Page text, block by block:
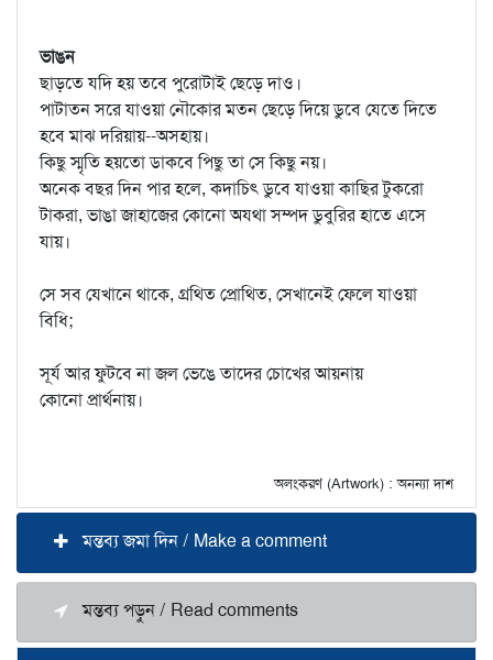
ভাঙন
ছাড়তে যদি হয় তবে পুরোটাই ছেড়ে দাও।
পাটাতন সরে যাওয়া নৌকোর মতন ছেড়ে দিয়ে ডুবে যেতে দিতে
হবে মাঝ দরিয়ায়--অসহায়।
কিছু স্মৃতি হয়তো ডাকবে পিছু তা সে কিছু নয়।
অনেক বছর দিন পার হলে, কদাচিৎ ডুবে যাওয়া কাছির টুকরো
টাকরা, ভাঙা জাহাজের কোনো অযথা সম্পদ ডুবুরির হাতে এসে
যায়।
সে সব যেখানে থাকে, গ্রথিত প্রোথিত, সেখানেই ফেলে যাওয়া
বিধি;
সূর্য আর ফুটবে না জল ভেঙে তাদের চোখের আয়নায়
কোনো প্রার্থনায়।
অলংকরণ (Artwork) : অনন্যা দাশ
মন্তব্য জমা দিন / Make a comment
মন্তব্য পড়ুন / Read comments